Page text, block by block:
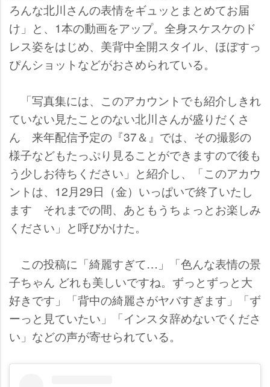
ろんな北川さんの表情をギュッとまとめてお届
け」と、1本の動画をアップ。全身スケスケのド
レス姿をはじめ、美背中全開スタイル、ほぼすっ
ぴんショットなどがおさめられている。
「写真集には、このアカウントでも紹介しきれ
ていない見たことのない北川さんが盛りだくさ
ん 来年配信予定の『37＆』では、その撮影の
様子などもたっぷり見ることができますので後も
う少しお待ちください」と紹介し、「このアカウ
ントは、12月29日（金）いっぱいで終了いたし
ます それまでの間、あともうちょっとお楽しみ
ください」と呼びかけた。
この投稿に「綺麗すぎて…」「色んな表情の景
子ちゃん どれも美しいですね。ずっとずっと大
好きです」「背中の綺麗さがヤバすぎます」「ず
ーっと見ていたい」「インスタ辞めないでくださ
い」などの声が寄せられている。